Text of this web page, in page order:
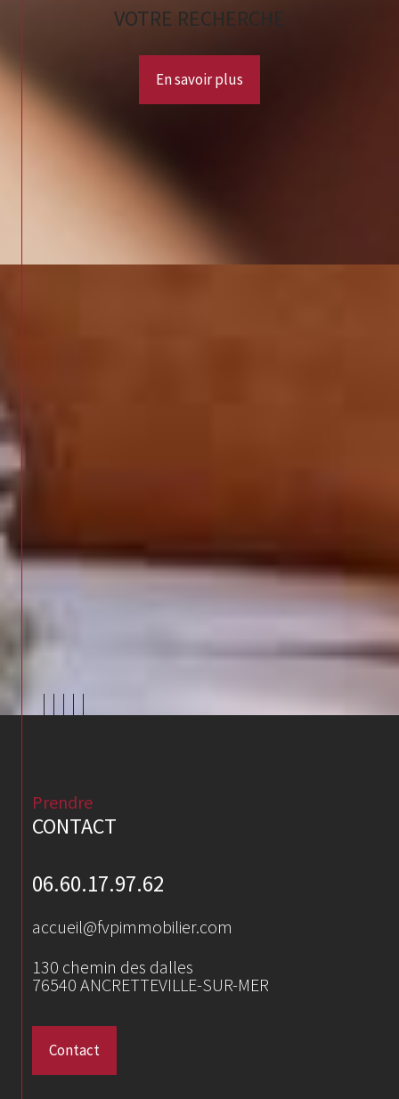
VOTRE RECHERCHE
En savoir plus
Prendre
CONTACT
06.60.17.97.62
accueil@fvpimmobilier.com
130 chemin des dalles
76540
ANCRETTEVILLE-SUR-MER
Contact